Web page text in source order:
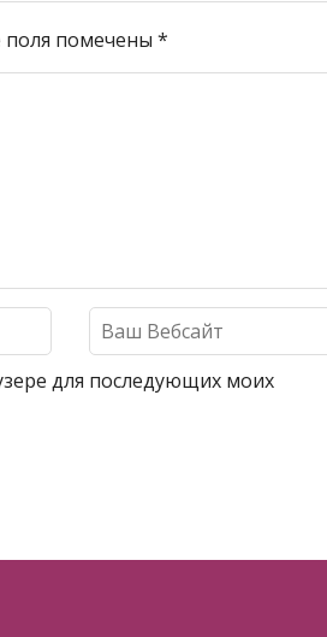
поля помечены *
для последующих моих